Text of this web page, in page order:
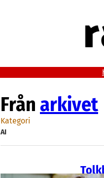
Från arkivet
Kategori
AI